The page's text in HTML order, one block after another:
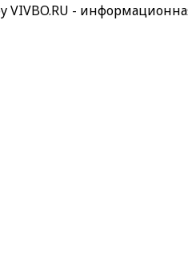
VIVBO.RU -